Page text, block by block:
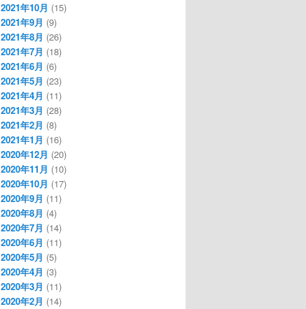
2021年10月 (15)
2021年9月 (9)
2021年8月 (26)
2021年7月 (18)
2021年6月 (6)
2021年5月 (23)
2021年4月 (11)
2021年3月 (28)
2021年2月 (8)
2021年1月 (16)
2020年12月 (20)
2020年11月 (10)
2020年10月 (17)
2020年9月 (11)
2020年8月 (4)
2020年7月 (14)
2020年6月 (11)
2020年5月 (5)
2020年4月 (3)
2020年3月 (11)
2020年2月 (14)